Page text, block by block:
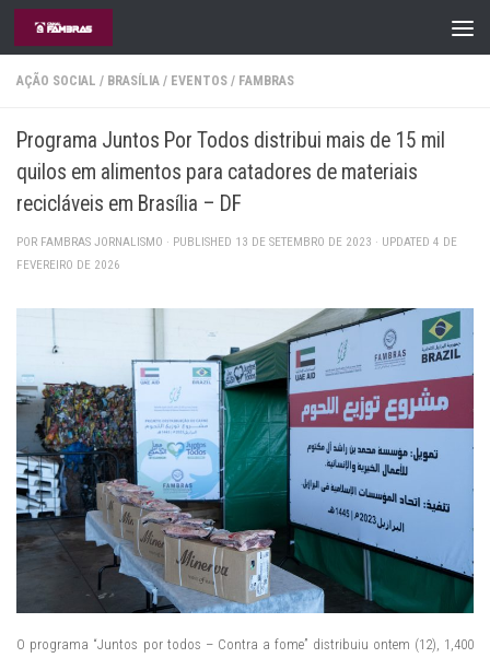
Skip to content
AÇÃO SOCIAL / BRASÍLIA / EVENTOS / FAMBRAS
Programa Juntos Por Todos distribui mais de 15 mil
quilos em alimentos para catadores de materiais
recicláveis em Brasília – DF
POR FAMBRAS JORNALISMO · PUBLISHED 13 DE SETEMBRO DE 2023 · UPDATED 4 DE
FEVEREIRO DE 2026
O programa “Juntos por todos – Contra a fome” distribuiu ontem (12), 1,400